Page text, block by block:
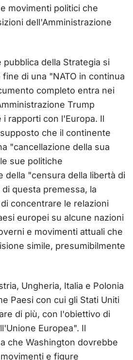
movimenti politici che
dell'Amministrazione
della Strategia si
di una "NATO in continua
completo entra nei
Trump
rapporti con l'Europa. Il
che il continente
"cancellazione della sua
sue politiche
della "censura della libertà di
questa premessa, la
concentrare le relazioni
europei su alcune nazioni
e movimenti attuali che
simile, presumibilmente
Ungheria, Italia e Polonia
Paesi con cui gli Stati Uniti
di più, con l'obiettivo di
Europea". Il
che Washington dovrebbe
e figure